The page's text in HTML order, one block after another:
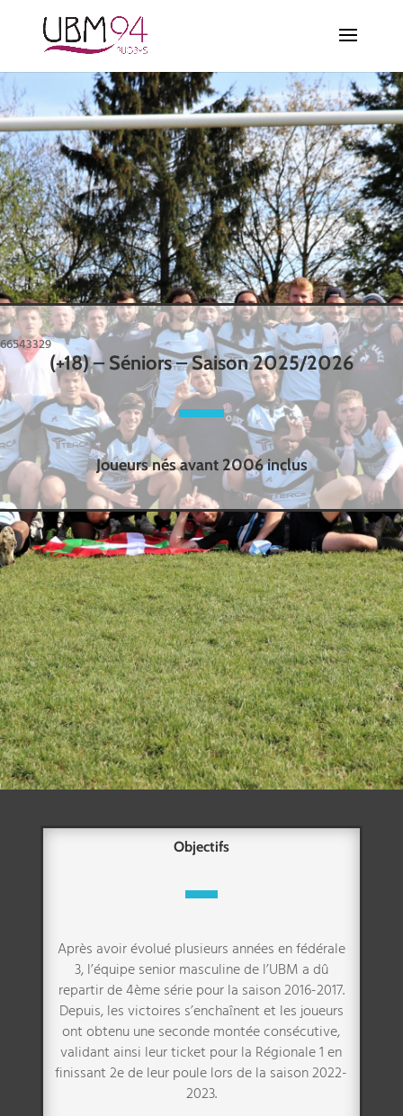
66543329
(+18) – Séniors – Saison 2025/2026
Joueurs nés avant 2006 inclus
Objectifs
Après avoir évolué plusieurs années en fédérale
3, l’équipe senior masculine de l’UBM a dû
repartir de 4ème série pour la saison 2016-2017.
Depuis, les victoires s’enchaînent et les joueurs
ont obtenu une seconde montée consécutive,
validant ainsi leur ticket pour la Régionale 1 en
finissant 2e de leur poule lors de la saison 2022-
2023.